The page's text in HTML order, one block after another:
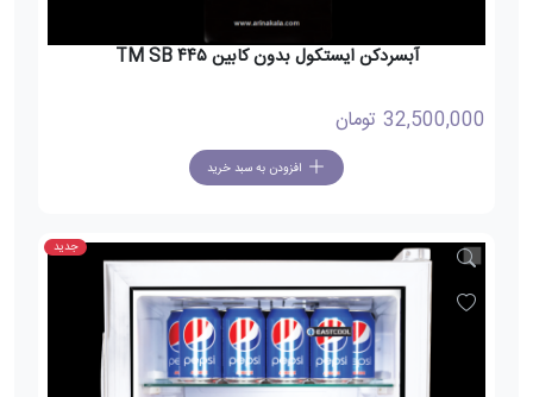
آبسردکن ایستکول بدون کابین TM SB ۴۴۵
32,500,000 تومان
افزودن به سبد خرید
جدید